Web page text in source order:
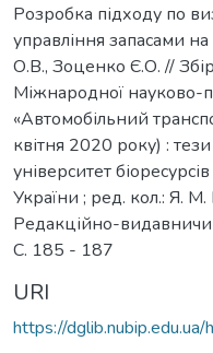
Розробка підходу по
управління запасами
О.В., Зоценко Є.О. //
Міжнародної науково-
«Автомобільний
квітня 2020 року) :
університет
України ; ред. кол.: Я.
Редакційно-
С. 185 - 187
URI
https://